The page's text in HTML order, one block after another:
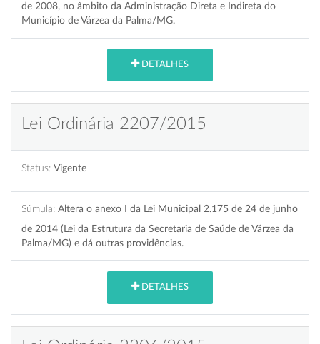
de 2008, no âmbito da Administração Direta e Indireta do
Município de Várzea da Palma/MG.
DETALHES
Lei Ordinária 2207/2015
Status: Vigente
Súmula: Altera o anexo I da Lei Municipal 2.175 de 24 de junho
de 2014 (Lei da Estrutura da Secretaria de Saúde de Várzea da
Palma/MG) e dá outras providências.
DETALHES